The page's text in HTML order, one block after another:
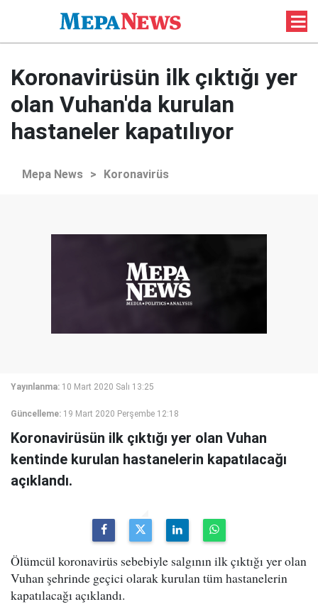
Koronavirüsün ilk çıktığı yer
olan Vuhan'da kurulan
hastaneler kapatılıyor
Mepa News > Koronavirüs
Yayınlanma: 10 Mart 2020 Salı 13:25
Güncelleme: 19 Mart 2020 Perşembe 12:18
Koronavirüsün ilk çıktığı yer olan Vuhan
kentinde kurulan hastanelerin kapatılacağı
açıklandı.
Ölümcül koronavirüs sebebiyle salgının ilk çıktığı yer olan
Vuhan şehrinde geçici olarak kurulan tüm hastanelerin
kapatılacağı açıklandı.